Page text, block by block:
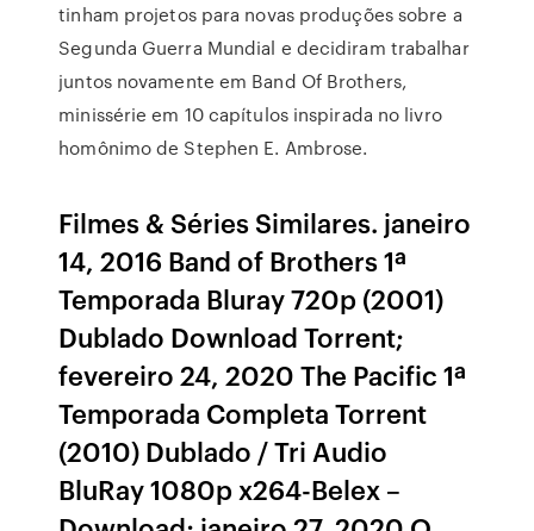
tinham projetos para novas produções sobre a
Segunda Guerra Mundial e decidiram trabalhar
juntos novamente em Band Of Brothers,
minissérie em 10 capítulos inspirada no livro
homônimo de Stephen E. Ambrose.
Filmes & Séries Similares. janeiro
14, 2016 Band of Brothers 1ª
Temporada Bluray 720p (2001)
Dublado Download Torrent;
fevereiro 24, 2020 The Pacific 1ª
Temporada Completa Torrent
(2010) Dublado / Tri Audio
BluRay 1080p x264-Belex –